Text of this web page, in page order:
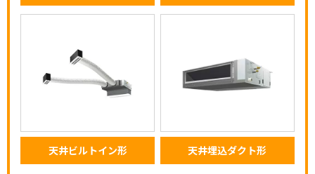
天井ビルトイン形 天井埋込ダクト形